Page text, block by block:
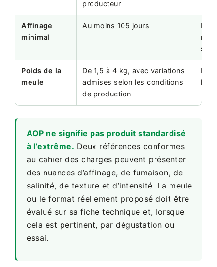
producteur
Affinage
minimal
Au moins 105 jours
Le
six
Poids de la
meule
De 1,5 à 4 kg, avec variations
admises selon les conditions
de production
le
AOP ne signifie pas produit standardisé
à l’extrême. Deux références conformes
au cahier des charges peuvent présenter
des nuances d’affinage, de fumaison, de
salinité, de texture et d’intensité. La meule
ou le format réellement proposé doit être
évalué sur sa fiche technique et, lorsque
cela est pertinent, par dégustation ou
essai.